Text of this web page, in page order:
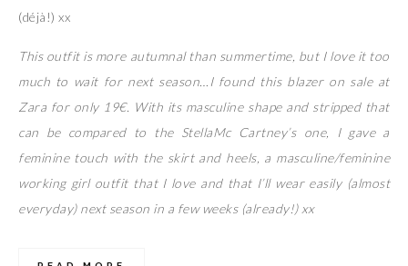
(déjà!) xx
This outfit is more autumnal than summertime, but I love it too
much to wait for next season…I found this blazer on sale at
Zara for only 19€. With its masculine shape and stripped that
can be compared to the StellaMc Cartney’s one, I gave a
feminine touch with the skirt and heels, a masculine/feminine
working girl outfit that I love and that I’ll wear easily (almost
everyday) next season in a few weeks (already!) xx